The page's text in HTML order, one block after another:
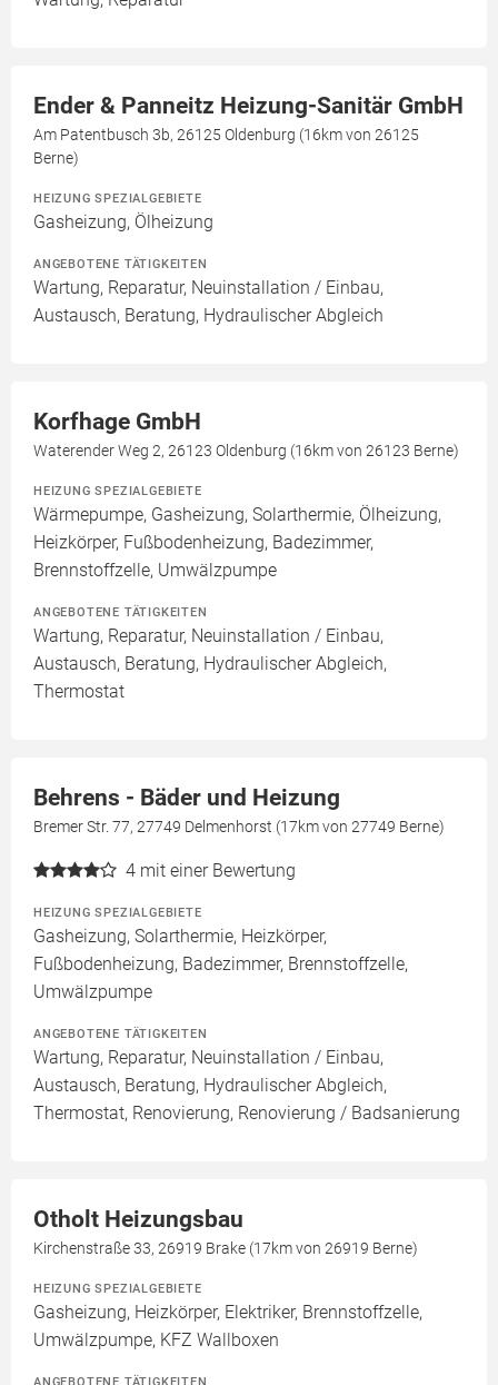
Ender & Panneitz Heizung-Sanitär GmbH
Am Patentbusch 3b, 26125 Oldenburg (16km von 26125
Berne)
HEIZUNG SPEZIALGEBIETE
Gasheizung, Ölheizung
ANGEBOTENE TÄTIGKEITEN
Wartung, Reparatur, Neuinstallation / Einbau,
Austausch, Beratung, Hydraulischer Abgleich
Korfhage GmbH
Waterender Weg 2, 26123 Oldenburg (16km von 26123 Berne)
HEIZUNG SPEZIALGEBIETE
Wärmepumpe, Gasheizung, Solarthermie, Ölheizung,
Heizkörper, Fußbodenheizung, Badezimmer,
Brennstoffzelle, Umwälzpumpe
ANGEBOTENE TÄTIGKEITEN
Wartung, Reparatur, Neuinstallation / Einbau,
Austausch, Beratung, Hydraulischer Abgleich,
Thermostat
Behrens - Bäder und Heizung
Bremer Str. 77, 27749 Delmenhorst (17km von 27749 Berne)
4 mit einer Bewertung
HEIZUNG SPEZIALGEBIETE
Gasheizung, Solarthermie, Heizkörper,
Fußbodenheizung, Badezimmer, Brennstoffzelle,
Umwälzpumpe
ANGEBOTENE TÄTIGKEITEN
Wartung, Reparatur, Neuinstallation / Einbau,
Austausch, Beratung, Hydraulischer Abgleich,
Thermostat, Renovierung, Renovierung / Badsanierung
Otholt Heizungsbau
Kirchenstraße 33, 26919 Brake (17km von 26919 Berne)
HEIZUNG SPEZIALGEBIETE
Gasheizung, Heizkörper, Elektriker, Brennstoffzelle,
Umwälzpumpe, KFZ Wallboxen
ANGEBOTENE TÄTIGKEITEN